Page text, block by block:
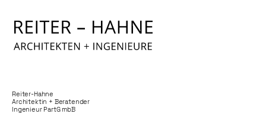
Reiter-Hahne
Architektin + Beratender
Ingenieur PartG mbB